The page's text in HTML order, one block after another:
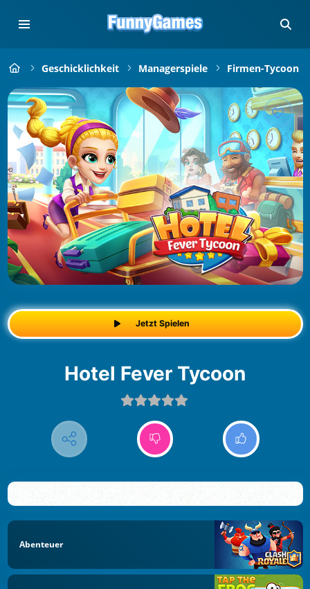
Geschicklichkeit Managerspiele Firmen-Tycoon
Jetzt Spielen
Hotel Fever Tycoon
Abenteuer